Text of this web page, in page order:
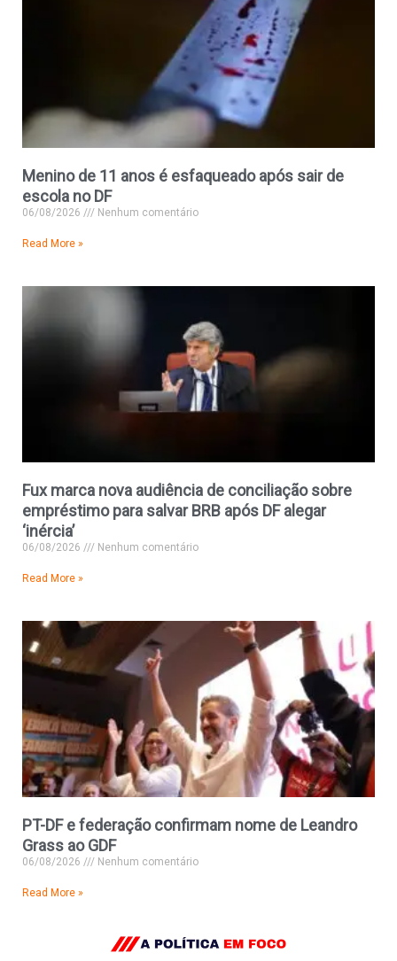
Menino de 11 anos é esfaqueado após sair de
escola no DF
06/08/2026 Nenhum comentário
Read More »
Fux marca nova audiência de conciliação sobre
empréstimo para salvar BRB após DF alegar
‘inércia’
06/08/2026 Nenhum comentário
Read More »
PT-DF e federação confirmam nome de Leandro
Grass ao GDF
06/08/2026 Nenhum comentário
Read More »